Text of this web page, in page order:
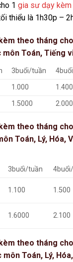
1 gia sư dạy kèm
thiểu là 1h30p –
theo tháng
môn Toán, Tiếng
3buổi/tuần
1.000 1.400
1.5000 2.000
theo tháng
Toán, Lý, Hóa,
3buổi/tuần
1.100 1.500
1.6000 2.100
theo tháng
Toán, Lý,